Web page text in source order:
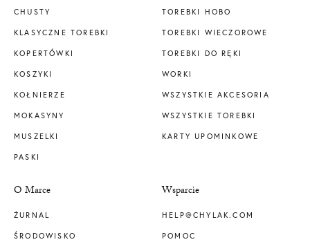
CHUSTY
KLASYCZNE TOREBKI
KOPERTÓWKI
KOSZYKI
KOŁNIERZE
MOKASYNY
MUSZELKI
PASKI
TOREBKI HOBO
TOREBKI WIECZOROWE
TOREBKI DO RĘKI
WORKI
WSZYSTKIE AKCESORIA
WSZYSTKIE TOREBKI
KARTY UPOMINKOWE
O Marce
ŻURNAL
ŚRODOWISKO
Wsparcie
HELP@CHYLAK.COM
POMOC